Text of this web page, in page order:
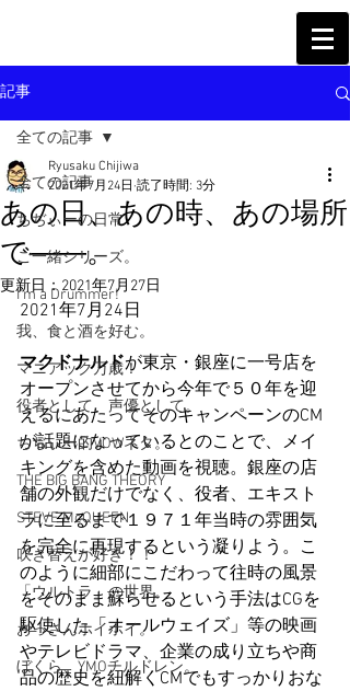
記事
全ての記事
ちぢぃーの日常
ご一緒シリーズ。
I'm a Drummer!
我、食と酒を好む。
マニアック万歳！
役者として、声優として。
ちぢぃー的VOWネタ。
THE BIG BANG THEORY
STEVE McQUEEN
吹き替えが好き！！
「ウルトラ」の世界。
おっさんホイホイ。
ぼくら、YMOチルドレン。
全ての記事
あの日、あの時、あの場所
で――。
Ryusaku Chijiwa
2021年7月24日 読了時間: 3分
更新日：2021年7月27日
2021年7月24日
マクドナルドが東京・銀座に一号店を
オープンさせてから今年で５０年を迎
えるにあたってそのキャンペーンのCM
が話題になっているとのことで、メイ
キングを含めた動画を視聴。銀座の店
舗の外観だけでなく、役者、エキスト
ラに至るまで１９７１年当時の雰囲気
を完全に再現するという凝りよう。こ
のように細部にこだわって往時の風景
をそのまま蘇らせるという手法はCGを
駆使した「オールウェイズ」等の映画
やテレビドラマ、企業の成り立ちや商
品の歴史を紐解くCMでもすっかりおな